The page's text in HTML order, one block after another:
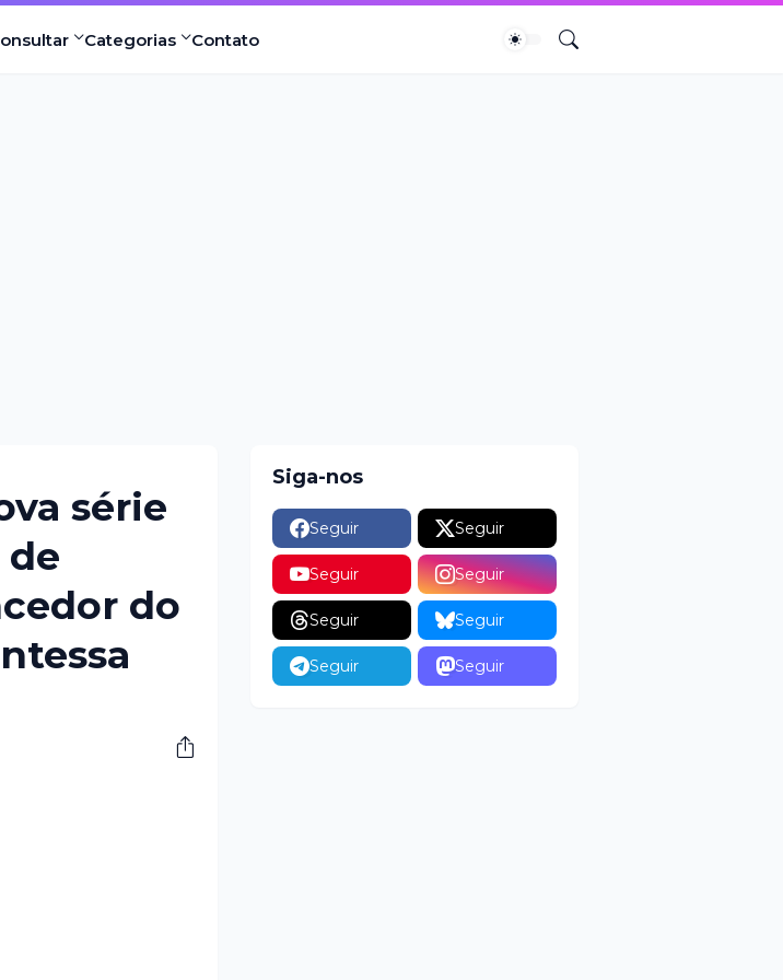
Categorias Contato
série
do
Siga-nos
Seguir Seguir
Seguir Seguir
Seguir Seguir
Seguir Seguir